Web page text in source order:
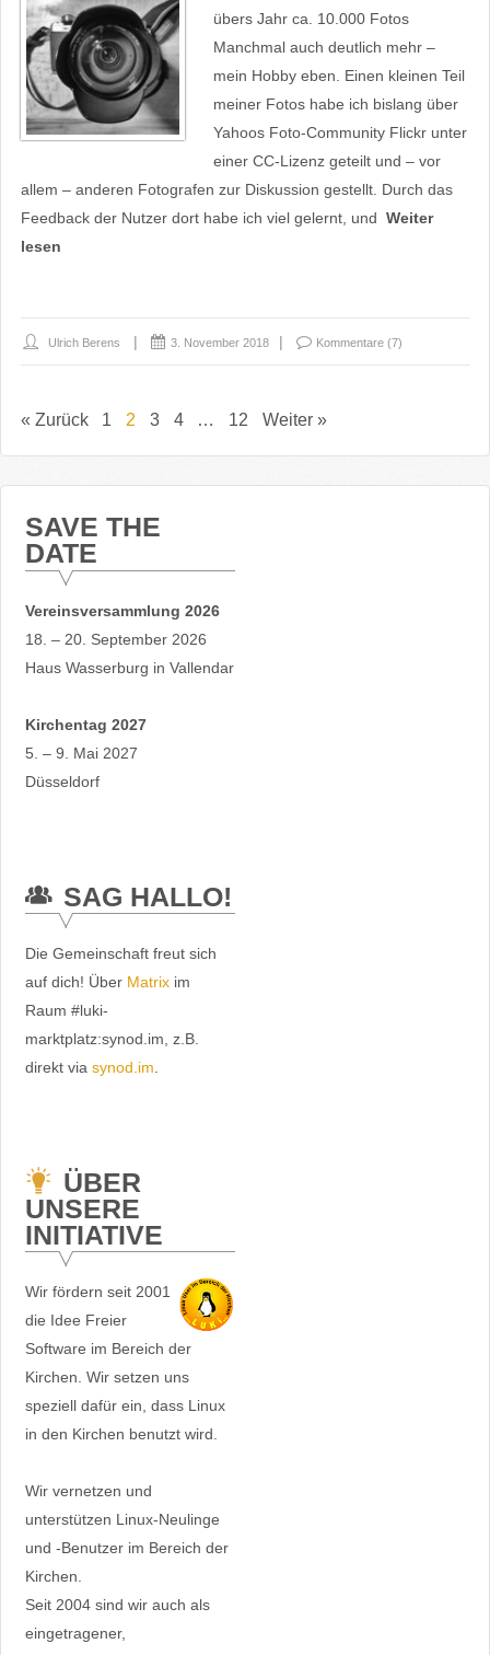
übers Jahr ca. 10.000 Fotos
Manchmal auch deutlich mehr –
mein Hobby eben. Einen kleinen Teil
meiner Fotos habe ich bislang über
Yahoos Foto-Community Flickr unter
einer CC-Lizenz geteilt und – vor
allem – anderen Fotografen zur Diskussion gestellt. Durch das
Feedback der Nutzer dort habe ich viel gelernt, und Weiter
lesen
Ulrich Berens 3. November 2018 Kommentare (7)
« Zurück 1 2 3 4 … 12 Weiter »
SAVE THE
DATE
Vereinsversammlung 2026
18. – 20. September 2026
Haus Wasserburg in Vallendar
Kirchentag 2027
5. – 9. Mai 2027
Düsseldorf
SAG HALLO!
Die Gemeinschaft freut sich
auf dich! Über Matrixim
Raum #luki-
marktplatz:synod.im, z.B.
direkt via synod.im
ÜBER
UNSERE
INITIATIVE
Wir fördern seit 2001
die Idee Freier
Software im Bereich der
Kirchen. Wir setzen uns
speziell dafür ein, dass Linux
in den Kirchen benutzt wird.
Wir vernetzen und
unterstützen Linux-Neulinge
und -Benutzer im Bereich der
Kirchen.
Seit 2004 sind wir auch als
eingetragener,